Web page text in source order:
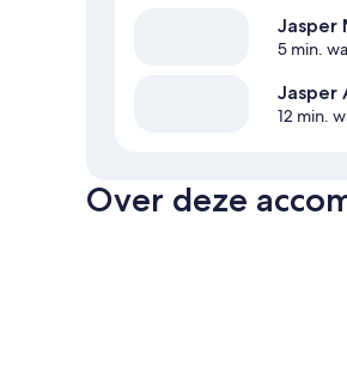
Jasper
5 min.
Jasper
12 min.
Over deze